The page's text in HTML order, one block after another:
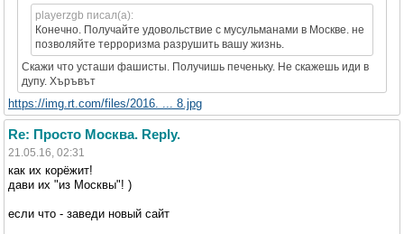
playerzgb писал(а):
Конечно. Получайте удовольствие с мусульманами в Москве. не
позволяйте терроризма разрушить вашу жизнь.
Скажи что усташи фашисты. Получишь печеньку. Не скажешь иди в
дупу. Хъръвът
https://img.rt.com/files/2016. ... 8.jpg
Re: Просто Москва. Reply.
21.05.16, 02:31
как их корёжит!
дави их "из Москвы"! )
если что - заведи новый сайт